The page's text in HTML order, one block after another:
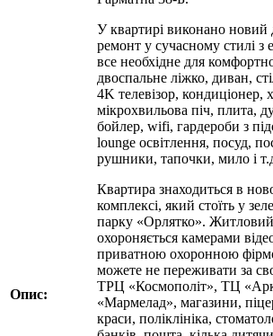
Опис:
У квартирі виконано новий
ремонт у сучасному стилі
все необхідне для
двоспальне ліжко, диван,
4K телевізор, кондиціонер,
мікрохвильова піч, плита,
бойлер, wifi, гардероби з
lounge освітлення, посуд,
рушники, тапочки, мило і
Квартира знаходиться в
комплексі, який стоїть у
парку «Орлятко».
охороняється камерами
приватною охоронною
можете не переживати за
ТРЦ «Космополіт», ТЦ
«Мармелад», магазини,
краси, поліклініка,